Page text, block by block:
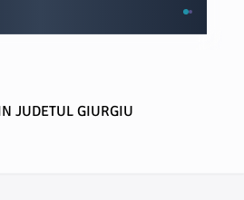
JUDETUL GIURGIU